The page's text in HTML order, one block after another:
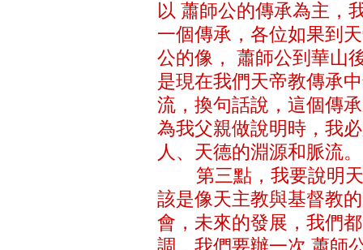
以 蕭師公的傳承為主，
一個傳承，各位如果到
公的像， 蕭師公到華山
是現在我們天帝教傳承
流，換句話說，這個傳
為我父親做說明時，我
人、天德的淵源和脈流。
第三點，我要說明天
該是像天主教與基督教
會，未來的發展，我們